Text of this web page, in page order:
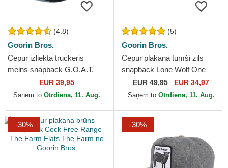
(4.8)
Goorin Bros.
Cepur izliekta truckeris
melns snapback G.O.A.T.
The Farm no Goorin Bros.
EUR 39,95
Saņem to Otrdiena, 11. Aug.
(5)
Goorin Bros.
Cepur plakana tumši zils
snapback Lone Wolf One
Pack The Farm Flats The
Farm no Goorin Bros.
EUR 49,95 EUR 34,97
Saņem to Otrdiena, 11. Aug.
-30% -30%